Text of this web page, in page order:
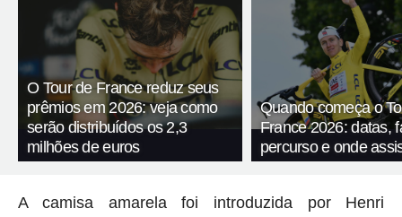
O Tour de France reduz seus
prêmios em 2026: veja como
serão distribuídos os 2,3
milhões de euros
Quando começa o
France 2026: datas,
percurso e onde
A camisa amarela foi introduzida por Henri